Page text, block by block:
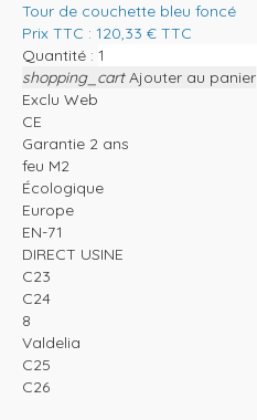
Tour de couchette bleu foncé
Prix TTC : 120,33 € TTC
Quantité :
shopping_cart Ajouter au panier
Exclu Web
CE
Garantie 2 ans
feu M2
Écologique
Europe
EN-71
DIRECT USINE
C23
C24
8
Valdelia
C25
C26